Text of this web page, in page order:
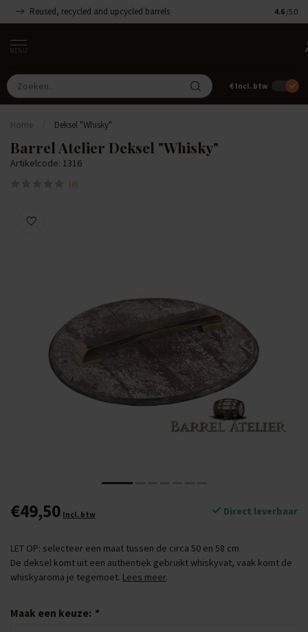
Reused, recycled and upcycled barrels 4.6 /5.0
MENU
€ Incl. btw
Home Deksel "Whisky"
Barrel Atelier Deksel "Whisky"
Artikelcode: 1316
(0)
€49,50 Incl. btw Direct leverbaar
LET OP: selecteer een maat tussen de circa 50 en 58 cm
De deksel komt uit een authentiek gebruikt whiskyvat, vaak komt de
whiskyaroma je tegemoet. Lees meer.
Maak een keuze: *